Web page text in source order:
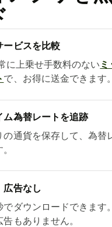
ービスを比較
に上乗せ手数料のない
で、お得に送金できます。
ム為替レートを追跡
の通貨を保存して、為替
広告なし
でダウンロードできます
もありません。